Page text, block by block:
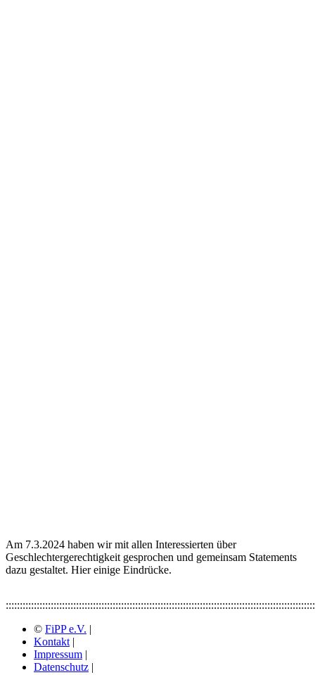
Am 7.3.2024 haben wir mit allen Interessierten über
Geschlechtergerechtigkeit gesprochen und gemeinsam Statements
dazu gestaltet. Hier einige Eindrücke.
© FiPP e.V. |
Kontakt |
Impressum |
Datenschutz |